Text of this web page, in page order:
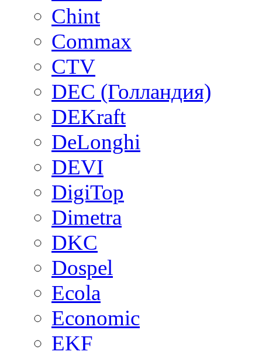
Chint
Commax
CTV
DEC (Голландия)
DEKraft
DeLonghi
DEVI
DigiTop
Dimetra
DKC
Dospel
Ecola
Economic
EKF